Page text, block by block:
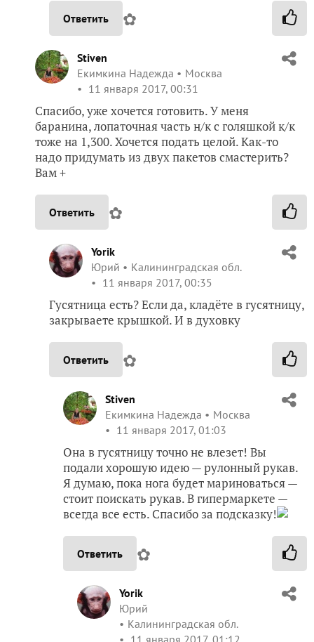
Ответить ✿
Stiven
Екимкина Надежда
Москва
11 января 2017, 00:31
Спасибо, уже хочется готовить. У меня
баранина, лопаточная часть н/к с голяшкой к/к
тоже на 1,300. Хочется подать целой. Как-то
надо придумать из двух пакетов смастерить?
Вам +
Ответить ✿
Yorik
Юрий
Калининградская обл.
11 января 2017, 00:35
Гусятница есть? Если да, кладёте в гусятницу,
закрываете крышкой. И в духовку
Ответить ✿
Stiven
Екимкина Надежда
Москва
11 января 2017, 01:03
Она в гусятницу точно не влезет! Вы
подали хорошую идею — рулонный рукав.
Я думаю, пока нога будет мариноваться —
стоит поискать рукав. В гипермаркете —
всегда все есть. Спасибо за подсказку!
Ответить ✿
Yorik
Юрий
Калининградская обл.
11 января 2017, 01:12